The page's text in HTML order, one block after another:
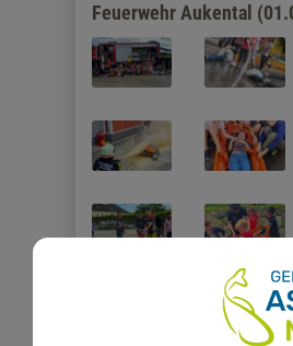
Feuerwehr Aukental